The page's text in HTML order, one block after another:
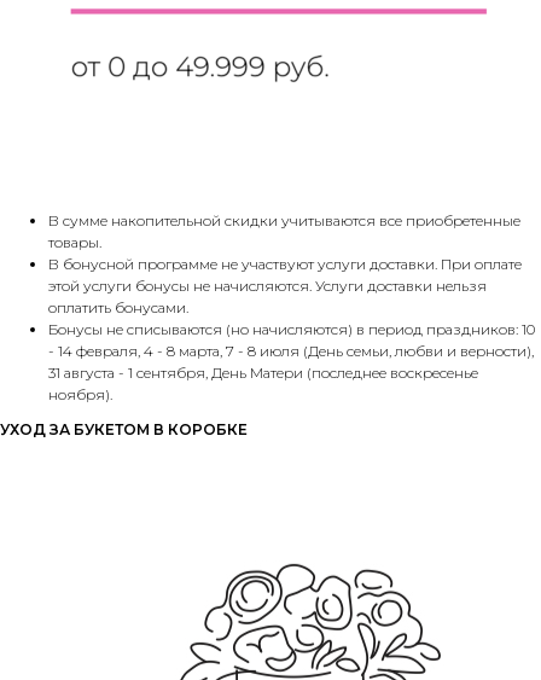
В сумме накопительной скидки учитываются все приобретенные
товары.
В бонусной программе не участвуют услуги доставки. При оплате
этой услуги бонусы не начисляются. Услуги доставки нельзя
оплатить бонусами.
Бонусы не списываются (но начисляются) в период праздников: 10
- 14 февраля, 4 - 8 марта, 7 - 8 июля (День семьи, любви и верности),
31 августа - 1 сентября, День Матери (последнее воскресенье
ноября).
УХОД ЗА БУКЕТОМ В КОРОБКЕ